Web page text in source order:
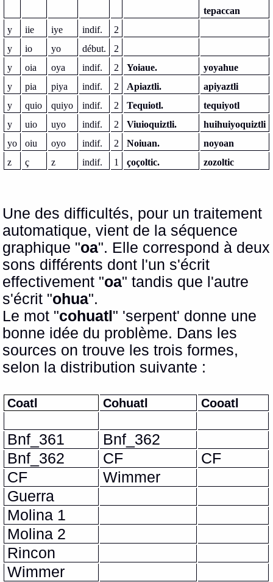
tepaccan
y
iie iye indif.
2
y
io yo début.
2
y
oia oya indif. 2 Yoiaue.
yoyahue
y
pia piya indif. 2 Apiaztli.
apiyaztli
y
quio quiyo indif. 2 Tequiotl.
tequiyotl
y
uio uyo indif. 2 Viuioquiztli.
huihuiyoquiztli
yo
oiu oyo indif. 2 Noiuan.
noyoan
z
ç z indif. 1 çoçoltic. zozoltic
Une des difficultés, pour un traitement
automatique, vient de la séquence
graphique "oa". Elle correspond à deux
sons différents dont l'un s'écrit
effectivement "oa" tandis que l'autre
s'écrit "ohua".
Le mot "cohuatl " 'serpent' donne une
bonne idée du problème. Dans les
sources on trouve les trois formes,
selon la distribution suivante :
Coatl Cohuatl Cooatl
Bnf_361
Bnf_362
Bnf_362
CF
CF
CF
Wimmer
Guerra
Molina 1
Molina 2
Rincon
Wimmer